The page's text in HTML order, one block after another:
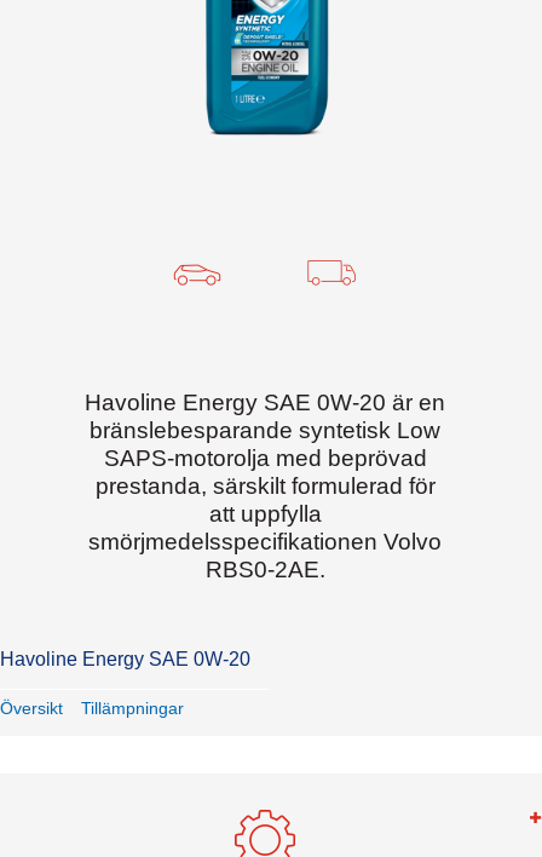
Havoline Energy SAE 0W-20 är en
bränslebesparande syntetisk Low
SAPS-motorolja med beprövad
prestanda, särskilt formulerad för
att uppfylla
smörjmedelsspecifikationen Volvo
RBS0-2AE.
Havoline Energy SAE 0W-20
Översikt Tillämpningar